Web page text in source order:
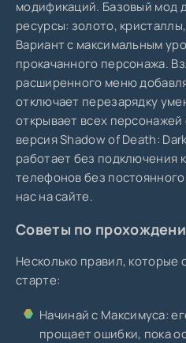
модификаций. Базовый мод
ресурсы: золото,
Вариант с максимальным
прокачанного персонажа.
расширенного меню
отключает перезарядку
открывает всех
версия Shadow of Death:
работает без подключения
телефонов без
нас на сайте.
Советы по
Несколько правил, которые
старте:
Начинай с Максимуса:
прощает ошибки, пока